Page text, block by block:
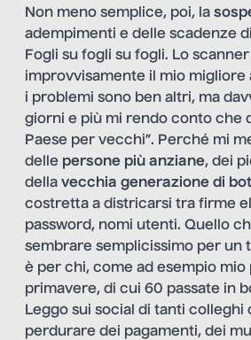
Non meno semplice, poi, la
adempimenti e delle scadenze
Fogli su fogli su fogli. Lo
improvvisamente il mio migliore
i problemi sono ben altri, ma
giorni e più mi rendo conto che
Paese per vecchi”. Perché mi
delle persone più anziane, dei
della vecchia generazione di
costretta a districarsi tra firme
password, nomi utenti. Quello
sembrare semplicissimo per un
è per chi, come ad esempio mio
primavere, di cui 60 passate in
Leggo sui social di tanti colleghi
perdurare dei pagamenti, dei